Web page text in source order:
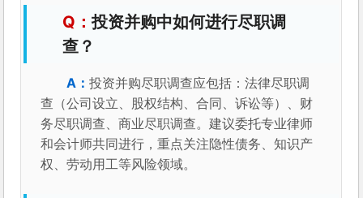
投资并购中如何进行尽职调
查？
投资并购尽职调查应包括：法律尽职调
查（公司设立、股权结构、合同、诉讼等）、财
务尽职调查、商业尽职调查。建议委托专业律师
和会计师共同进行，重点关注隐性债务、知识产
权、劳动用工等风险领域。